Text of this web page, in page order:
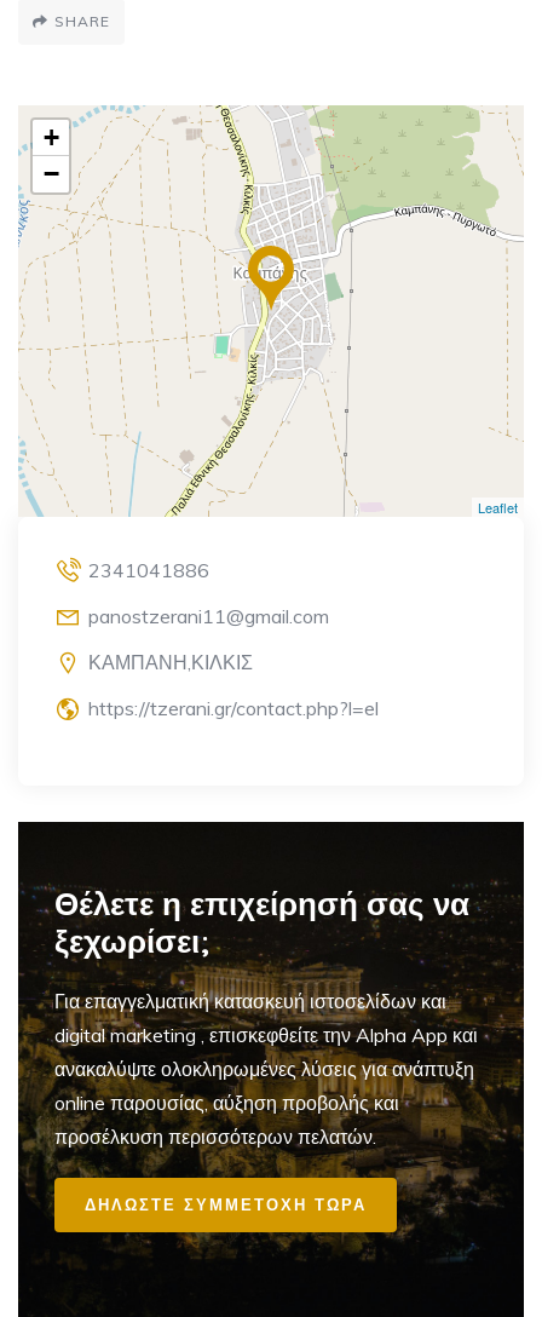
SHARE
+
−
Leaflet
2341041886
panostzerani11@gmail.com
ΚΑΜΠΑΝΗ,ΚΙΛΚΙΣ
https://tzerani.gr/contact.php?l=el
Θέλετε η επιχείρησή σας να
ξεχωρίσει;
Για επαγγελματικήκατασκευή ιστοσελίδων και
digital marketing, επισκεφθείτε την Alpha App και
ανακαλύψτε ολοκληρωμένες λύσεις για ανάπτυξη
online παρουσίας, αύξηση προβολής και
προσέλκυση περισσότερων πελατών.
ΔΗΛΩΣΤΕ ΣΥΜΜΕΤΟΧΗ ΤΩΡΑ